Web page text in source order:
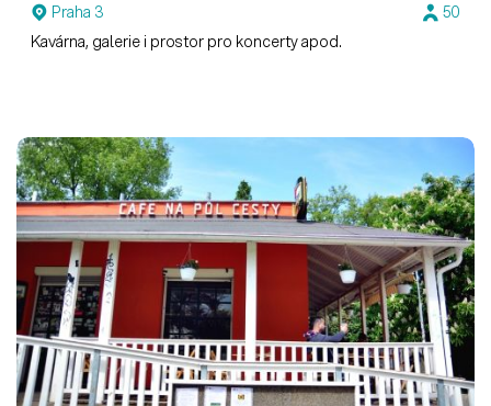
Praha 3
50
Kavárna, galerie i prostor pro koncerty apod.